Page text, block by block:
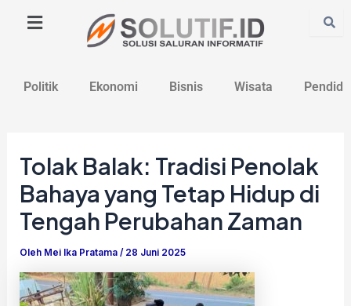
Politik Ekonomi Bisnis Wisata
Tolak Balak: Tradisi Penolak
Bahaya yang Tetap Hidup di
Tengah Perubahan Zaman
Oleh Mei Ika Pratama/ 28 Juni 2025
navigation